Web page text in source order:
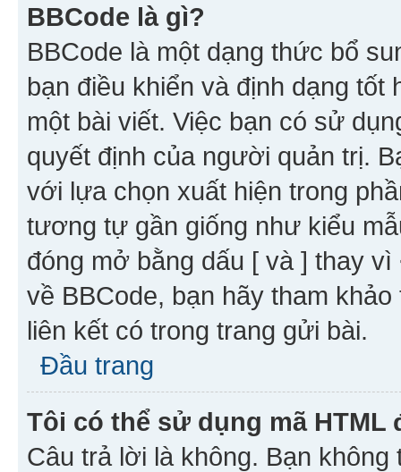
BBCode là gì?
BBCode là một dạng thức bổ
bạn điều khiển và định dạng
một bài viết. Việc bạn có sử
quyết định của người quản trị.
với lựa chọn xuất hiện trong
tương tự gần giống như kiểu
đóng mở bằng dấu [ và ] thay
về BBCode, bạn hãy tham
liên kết có trong trang gửi bài.
Đầu trang
Tôi có thể sử dụng mã
Câu trả lời là không. Bạn